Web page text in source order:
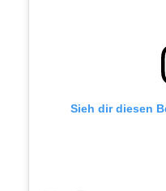
Sieh dir diesen